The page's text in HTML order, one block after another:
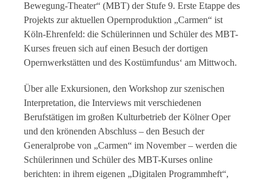
Bewegung-Theater“ (MBT) der Stufe 9. Erste Etappe des
Projekts zur aktuellen Opernproduktion „Carmen“ ist
Köln-Ehrenfeld: die Schülerinnen und Schüler des MBT-
Kurses freuen sich auf einen Besuch der dortigen
Opernwerkstätten und des Kostümfundus‘ am Mittwoch.
Über alle Exkursionen, den Workshop zur szenischen
Interpretation, die Interviews mit verschiedenen
Berufstätigen im großen Kulturbetrieb der Kölner Oper
und den krönenden Abschluss – den Besuch der
Generalprobe von „Carmen“ im November – werden die
Schülerinnen und Schüler des MBT-Kurses online
berichten: in ihrem eigenen „Digitalen Programmheft“,